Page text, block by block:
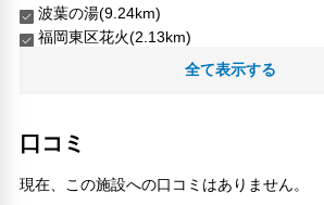
波葉の湯(9.24km)
福岡東区花火(2.13km)
福岡県立粕屋新光園(3.56km)
西鉄香椎(2.57km)
長浜鮮魚市場(10.11km)
人気スポット
全て表示する
口コミ
現在、この施設への口コミはありません。